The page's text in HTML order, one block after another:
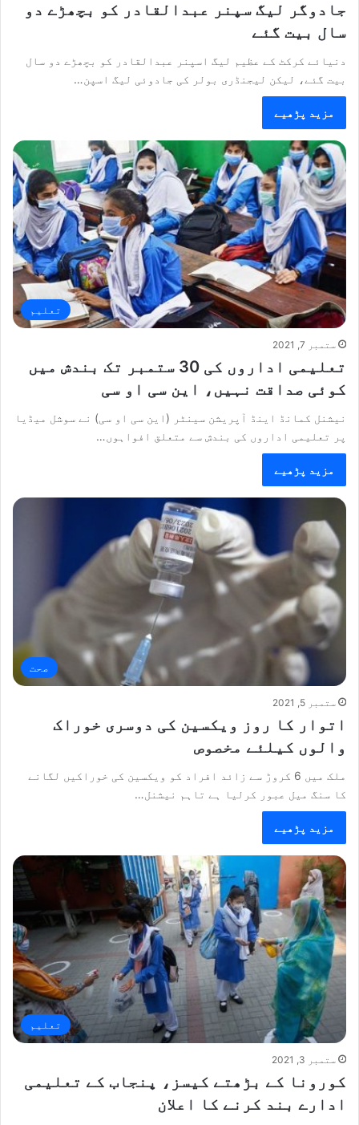
جادوگر لیگ سپنر عبدالقادر کو بچھڑے دو
سال بیت گئے
دنیائے کرکٹ کے عظیم لیگ اسپنر عبدالقادر کو بچھڑے دو سال
بیت گئے، لیکن لیجنڈری بولر کی جادوئی لیگ اسپن…
مزید پڑھیے
تعلیم
ستمبر 7, 2021
تعلیمی اداروں کی 30 ستمبر تک بندش میں
کوئی صداقت نہیں، این سی او سی
نیشنل کمانڈ اینڈ آپریشن سینٹر (این سی او سی) نے سوشل میڈیا
پر تعلیمی اداروں کی بندش سے متعلق افواہوں…
مزید پڑھیے
صحت
ستمبر 5, 2021
اتوار کا روز ویکسین کی دوسری خوراک
والوں کیلئے مخصوص
ملک میں 6 کروڑ سے زائد افراد کو ویکسین کی خوراکیں لگانے
کا سنگ میل عبور کرلیا ہے تاہم نیشنل…
مزید پڑھیے
تعلیم
ستمبر 3, 2021
کورونا کے بڑھتے کیسز، پنجاب کے تعلیمی
ادارے بند کرنے کا اعلان